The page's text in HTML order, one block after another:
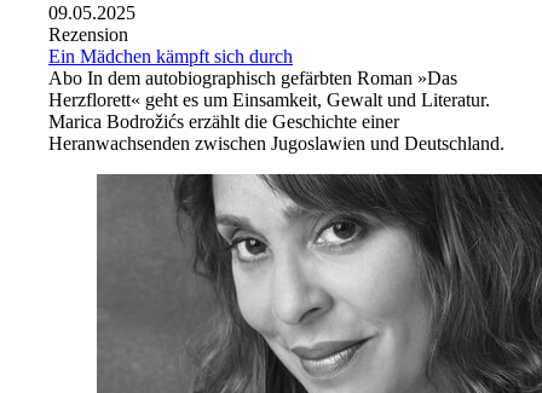
09.05.2025
Rezension
Ein Mädchen kämpft sich durch
Abo In dem autobiographisch gefärbten Roman »Das
Herzflorett« geht es um Einsamkeit, Gewalt und Literatur.
Marica Bodrožićs erzählt die Geschichte einer
Heranwachsenden zwischen Jugoslawien und Deutschland.